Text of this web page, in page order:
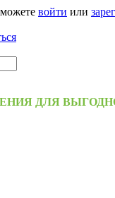
войти или
ДЛЯ